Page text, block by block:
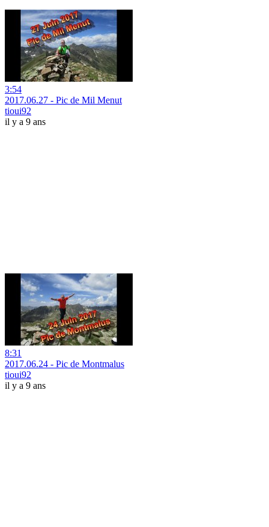
3:54
2017.06.27 - Pic de Mil Menut
tioui92
il y a 9 ans
8:31
2017.06.24 - Pic de Montmalus
tioui92
il y a 9 ans